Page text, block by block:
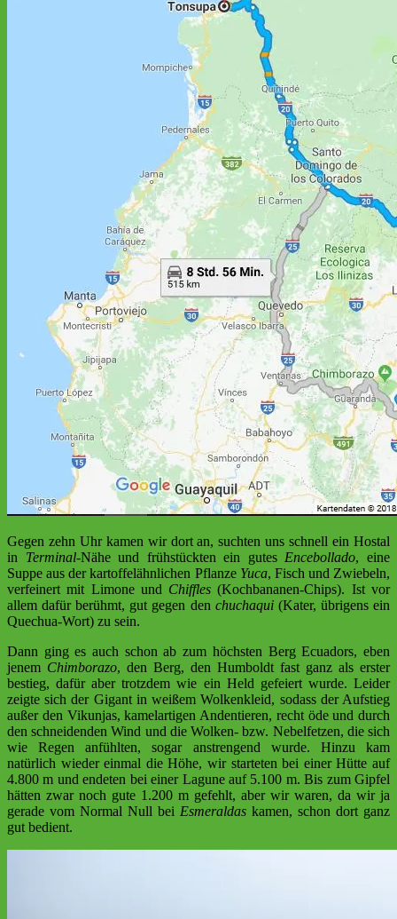
Gegen zehn Uhr kamen wir dort an, suchten uns schnell ein Hostal
in Terminal-Nähe und frühstückten ein gutes Encebollado, eine
Suppe aus der kartoffelähnlichen Pflanze Yuca, Fisch und Zwiebeln,
verfeinert mit Limone und Chiffles(Kochbananen-Chips). Ist vor
allem dafür berühmt, gut gegen den chuchaqui(Kater, übrigens ein
Quechua-Wort) zu sein.
Dann ging es auch schon ab zum höchsten Berg Ecuadors, eben
jenem Chimborazo, den Berg, den Humboldt fast ganz als erster
bestieg, dafür aber trotzdem wie ein Held gefeiert wurde. Leider
zeigte sich der Gigant in weißem Wolkenkleid, sodass der Aufstieg
außer den Vikunjas, kamelartigen Andentieren, recht öde und durch
den schneidenden Wind und die Wolken- bzw. Nebelfetzen, die sich
wie Regen anfühlten, sogar anstrengend wurde. Hinzu kam
natürlich wieder einmal die Höhe, wir starteten bei einer Hütte auf
4.800 m und endeten bei einer Lagune auf 5.100 m. Bis zum Gipfel
hätten zwar noch gute 1.200 m gefehlt, aber wir waren, da wir ja
gerade vom Normal Null bei Esmeraldas kamen, schon dort ganz
gut bedient.